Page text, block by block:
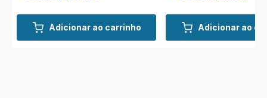
Adicionar ao carrinho Adicionar ao